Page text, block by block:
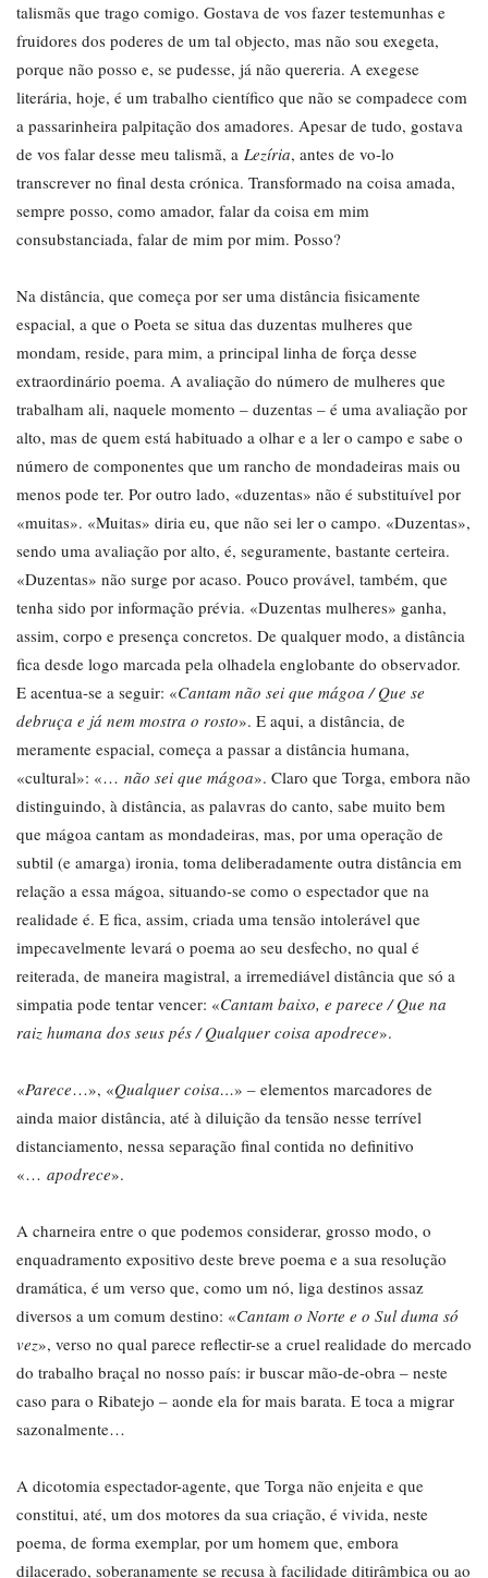
talismãs que trago comigo. Gostava de vos fazer testemunhas e
fruidores dos poderes de um tal objecto, mas não sou exegeta,
porque não posso e, se pudesse, já não quereria. A exegese
literária, hoje, é um trabalho científico que não se compadece com
a passarinheira palpitação dos amadores. Apesar de tudo, gostava
de vos falar desse meu talismã, a Lezíria, antes de vo-lo
transcrever no final desta crónica. Transformado na coisa amada,
sempre posso, como amador, falar da coisa em mim
consubstanciada, falar de mim por mim. Posso?
Na distância, que começa por ser uma distância fisicamente
espacial, a que o Poeta se situa das duzentas mulheres que
mondam, reside, para mim, a principal linha de força desse
extraordinário poema. A avaliação do número de mulheres que
trabalham ali, naquele momento – duzentas – é uma avaliação por
alto, mas de quem está habituado a olhar e a ler o campo e sabe o
número de componentes que um rancho de mondadeiras mais ou
menos pode ter. Por outro lado, «duzentas» não é substituível por
«muitas». «Muitas» diria eu, que não sei ler o campo. «Duzentas»,
sendo uma avaliação por alto, é, seguramente, bastante certeira.
«Duzentas» não surge por acaso. Pouco provável, também, que
tenha sido por informação prévia. «Duzentas mulheres» ganha,
assim, corpo e presença concretos. De qualquer modo, a distância
fica desde logo marcada pela olhadela englobante do observador.
E acentua-se a seguir: «Cantam não sei que mágoa / Que se
debruça e já nem mostra o rosto». E aqui, a distância, de
meramente espacial, começa a passar a distância humana,
«cultural»: «… não sei que mágoa». Claro que Torga, embora não
distinguindo, à distância, as palavras do canto, sabe muito bem
que mágoa cantam as mondadeiras, mas, por uma operação de
subtil (e amarga) ironia, toma deliberadamente outra distância em
relação a essa mágoa, situando-se como o espectador que na
realidade é. E fica, assim, criada uma tensão intolerável que
impecavelmente levará o poema ao seu desfecho, no qual é
reiterada, de maneira magistral, a irremediável distância que só a
simpatia pode tentar vencer: «Cantam baixo, e parece / Que na
raiz humana dos seus pés / Qualquer coisa apodrece».
«Parece…», «Qualquer coisa…» – elementos marcadores de
ainda maior distância, até à diluição da tensão nesse terrível
distanciamento, nessa separação final contida no definitivo
«… apodrece».
A charneira entre o que podemos considerar, grosso modo, o
enquadramento expositivo deste breve poema e a sua resolução
dramática, é um verso que, como um nó, liga destinos assaz
diversos a um comum destino: «Cantam o Norte e o Sul duma só
vez», verso no qual parece reflectir-se a cruel realidade do mercado
do trabalho braçal no nosso país: ir buscar mão-de-obra – neste
caso para o Ribatejo – aonde ela for mais barata. E toca a migrar
sazonalmente…
A dicotomia espectador-agente, que Torga não enjeita e que
constitui, até, um dos motores da sua criação, é vivida, neste
poema, de forma exemplar, por um homem que, embora
dilacerado, soberanamente se recusa à facilidade ditirâmbica ou ao